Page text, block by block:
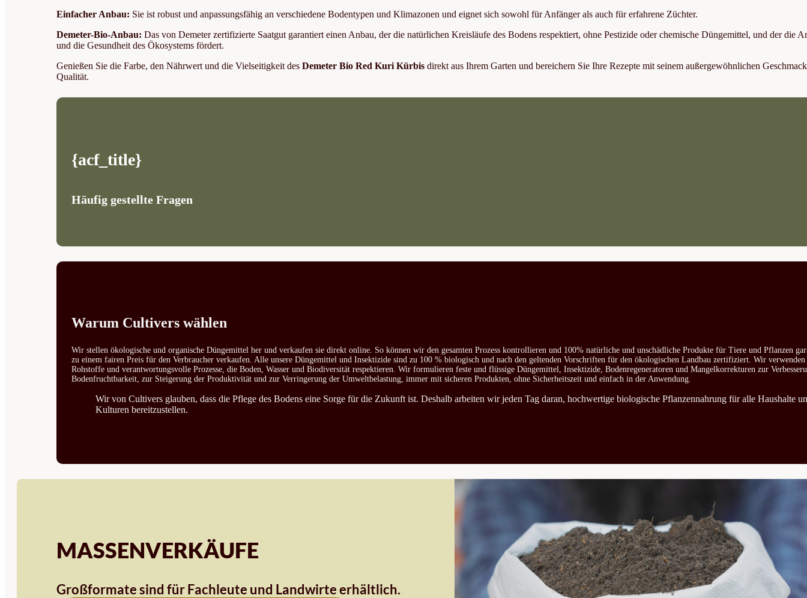
Einfacher Anbau: Sie ist robust und anpassungsfähig an verschiedene Bodentypen und Klimazonen und eignet sich sowohl für Anfänger als auch für erfahrene Züchter.
Demeter-Bio-Anbau: Das von Demeter zertifizierte Saatgut garantiert einen Anbau, der die natürlichen Kreisläufe des Bodens respektiert, ohne Pestizide oder chemische Düngemittel, und der die
und die Gesundheit des Ökosystems fördert.
Genießen Sie die Farbe, den Nährwert und die Vielseitigkeit desDemeter Bio Red Kuri Kürbis direkt aus Ihrem Garten und bereichern Sie Ihre Rezepte mit seinem außergewöhnlichen
Qualität.
{acf_title}
Häufig gestellte Fragen
Warum Cultivers wählen
Wir stellen ökologische und organische Düngemittel her und verkaufen sie direkt online. So können wir den gesamten Prozess kontrollieren und 100% natürliche und unschädliche Produkte für Tiere und Pflanzen
zu einem fairen Preis für den Verbraucher verkaufen. Alle unsere Düngemittel und Insektizide sind zu 100 % biologisch und nach den geltenden Vorschriften für den ökologischen Landbau zertifiziert. Wir
Rohstoffe und verantwortungsvolle Prozesse, die Boden, Wasser und Biodiversität respektieren. Wir formulieren feste und flüssige Düngemittel, Insektizide, Bodenregeneratoren und Mangelkorrekturen zur
Bodenfruchtbarkeit, zur Steigerung der Produktivität und zur Verringerung der Umweltbelastung, immer mit sicheren Produkten, ohne Sicherheitszeit und einfach in der Anwendung.
Wir von Cultivers glauben, dass die Pflege des Bodens eine Sorge für die Zukunft ist. Deshalb arbeiten wir jeden Tag daran, hochwertige biologische Pflanzennahrung für alle Haushalte
Kulturen bereitzustellen.
MASSENVERKÄUFE
Großformate sind für Fachleute und Landwirte erhältlich.